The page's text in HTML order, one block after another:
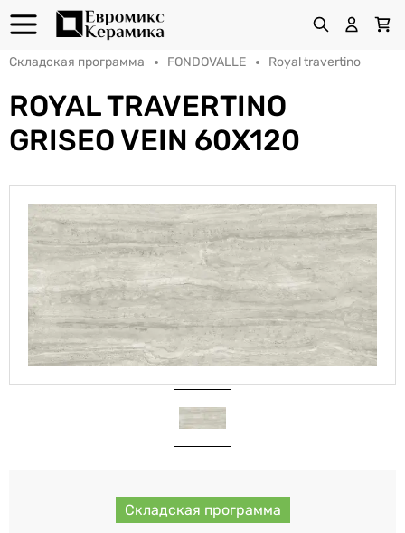
Складская программа FONDOVALLE Royal travertino
ROYAL TRAVERTINO
GRISEO VEIN 60X120
Складская программа